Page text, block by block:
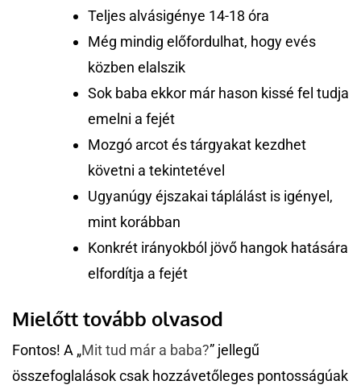
Teljes alvásigénye 14-18 óra
Még mindig előfordulhat, hogy evés
közben elalszik
Sok baba ekkor már hason kissé fel tudja
emelni a fejét
Mozgó arcot és tárgyakat kezdhet
követni a tekintetével
Ugyanúgy éjszakai táplálást is igényel,
mint korábban
Konkrét irányokból jövő hangok hatására
elfordítja a fejét
Mielőtt tovább olvasod
Fontos! A „Mit tud már a baba?” jellegű
összefoglalások csak hozzávetőleges pontosságúak